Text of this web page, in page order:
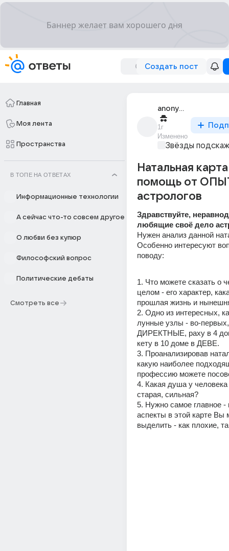
Создать пост
Главная
Моя лента
Пространства
В ТОПЕ НА ОТВЕТАХ
Информационные технологии
А сейчас что-то совсем другое
О любви без купюр
Философский вопрос
Политические дебаты
Смотреть все
anonymous
1г
Изменено
Звёзды
Натальная
помощь от
астрологов
Здравствуйте,
любящие своё дело
Нужен анализ данной
Особенно интересуют
поводу:
1. Что можете сказать о
целом - его характер,
прошлая жизнь и
2. Одно из интересных,
лунные узлы - во-
ДИРЕКТНЫЕ, раху в 4
кету в 10 доме в ДЕВЕ.
3. Проанализировав
какую наиболее
профессию можете
4. Какая душа у человека
старая, сильная?
5. Нужно самое главное -
аспекты в этой карте Вы
выделить - как плохие,